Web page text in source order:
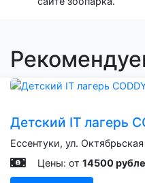
Детский IT лагерь
Ессентуки, ул.
Цены: от 14500